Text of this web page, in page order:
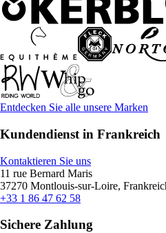
Entdecken Sie alle unsere Marken
Kundendienst in Frankreich
Kontaktieren Sie uns
11 rue Bernard Maris
37270 Montlouis-sur-Loire,
+33 1 86 47 62 58
Sichere Zahlung